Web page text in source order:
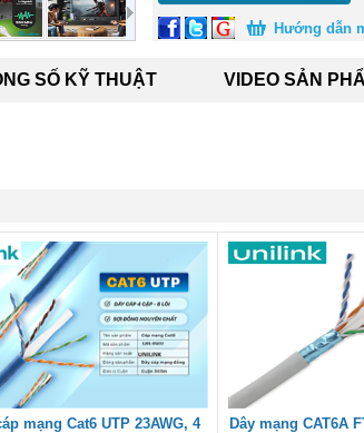
Hướng dẫn
SỐ KỸ THUẬT VIDEO SẢN
mạng Cat6 UTP 23AWG, 4
Dây mạng CAT6A